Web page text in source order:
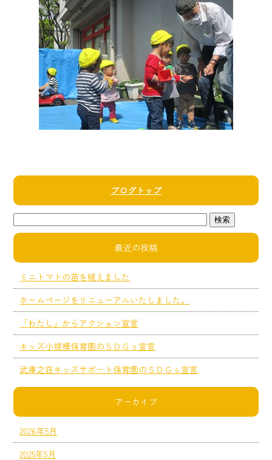
ブログトップ
最近の投稿
ミニトマトの苗を植えました
ホームページをリニューアルいたしました。
「わたし」からアクション宣言
キッズ小規模保育園のＳＤＧｓ宣言
武庫之荘キッズサポート保育園のＳＤＧｓ宣言
アーカイブ
2026年5月
2025年5月